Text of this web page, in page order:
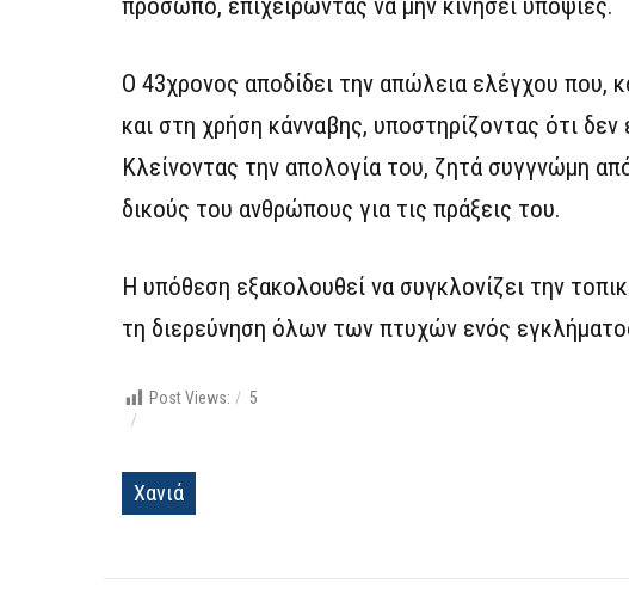
πρόσωπο, επιχειρώντας να μην κινήσει υποψίες.
Ο 43χρονος αποδίδει την απώλεια ελέγχου που,
και στη χρήση κάνναβης, υποστηρίζοντας ότι
Κλείνοντας την απολογία του, ζητά συγγνώμη
δικούς του ανθρώπους για τις πράξεις του.
Η υπόθεση εξακολουθεί να συγκλονίζει την
τη διερεύνηση όλων των πτυχών ενός
Post Views: 5
Χανιά